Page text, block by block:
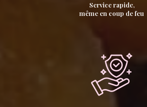
Service rapide,
même en coup de feu